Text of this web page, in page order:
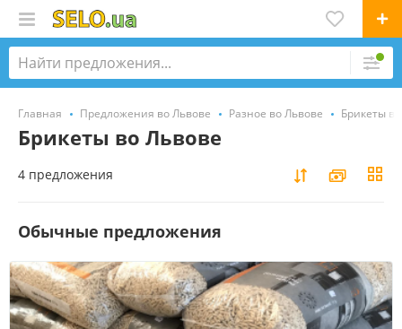
Главная Предложения во Львове Разное во Львове Брикеты
Брикеты во Львове
4 предложения
Обычные предложения